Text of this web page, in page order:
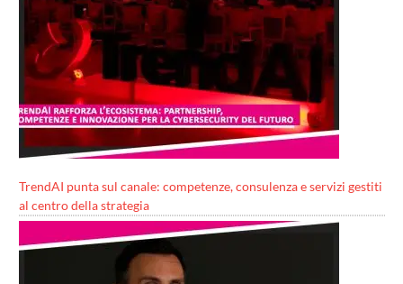
TrendAI punta sul canale: competenze, consulenza e servizi gestiti
al centro della strategia